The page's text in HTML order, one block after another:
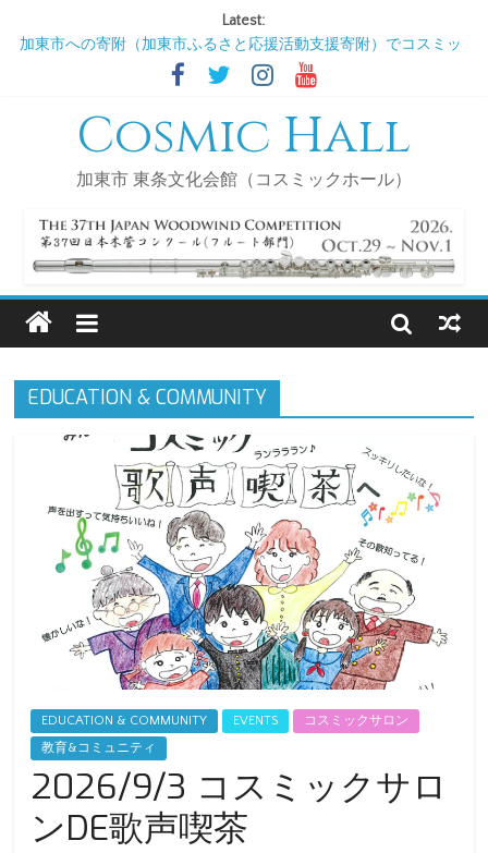
Latest:
加東市への寄附（加東市ふるさと応援活動支援寄附）でコスミッ
クホール（ＮＰＯ法人新しい風かとう）を支援してください!
2026/11/5 コスミックサロンDE歌声喫茶
2027/1/7 コスミックサロンDE歌声喫茶
Cosmic Hall
加東市 東条文化会館（コスミックホール）
EDUCATION & COMMUNITY
EDUCATION & COMMUNITY EVENTS
コスミックサロン
教育&コミュニティ
2026/9/3 コスミックサロ
ンDE歌声喫茶